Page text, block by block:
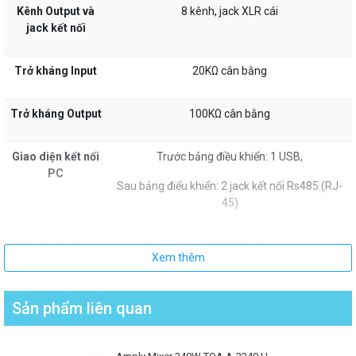
nối
Kênh Output và jack kết
nối
8 kênh, jack XLR cái
Trở kháng Output
Sau bảng điểu khiển: 2 jack kết nối Rs485
Hệ số nén đồng pha
Kênh Output và
jack kết nối
8 kênh, jack XLR cái
Trở kháng Input 20KΩ cân bằng
Trở kháng Output 100KΩ cân bằng
Giao diện kết nối
PC
Trước bảng điều khiển: 1 USB,
Sau bảng điểu khiển: 2 jack kết nối Rs485 (RJ-
45)
Hệ số nén đồng
>70dB (1KHz)
Input Range
Xem thêm
Sản phẩm liên quan